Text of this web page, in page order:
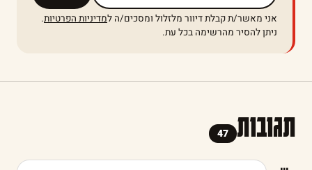
אני מאשר/ת קבלת דיוור מלזלול ומסכים/ה למדיניות הפרטיות.
ניתן להסיר מהרשימה בכל עת.
תגובות 47